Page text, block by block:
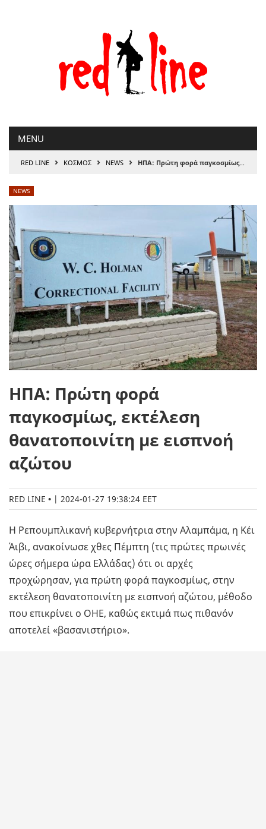
MENU
RED LINE › ΚΟΣΜΟΣ › NEWS › ΗΠΑ: Πρώτη φορά παγκοσμίως, εκτέλεση θανατοποινίτη με εισπνοή αζώτου
NEWS
ΗΠΑ: Πρώτη φορά
παγκοσμίως, εκτέλεση
θανατοποινίτη με εισπνοή
αζώτου
RED LINE | 2024-01-27 19:38:24 EET
Η Ρεπουμπλικανή κυβερνήτρια στην Αλαμπάμα, η Κέι
Άιβι, ανακοίνωσε χθες Πέμπτη (τις πρώτες πρωινές
ώρες σήμερα ώρα Ελλάδας) ότι οι αρχές
προχώρησαν, για πρώτη φορά παγκοσμίως, στην
εκτέλεση θανατοποινίτη με εισπνοή αζώτου, μέθοδο
που επικρίνει ο ΟΗΕ, καθώς εκτιμά πως πιθανόν
αποτελεί «βασανιστήριο».